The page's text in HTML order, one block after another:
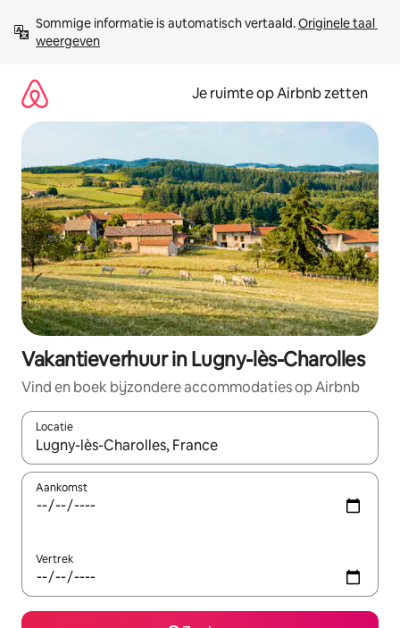
direct
naar
Sommige informatie is automatisch vertaald. Originele taal
weergeven
Je ruimte op Airbnb zetten
Vakantieverhuur in Lugny-lès-Charolles
Vind en boek bijzondere accommodaties op Airbnb
Locatie
Wanneer er suggesties beschikbaar zijn, maak je een keuze
Aankomst
Vertrek